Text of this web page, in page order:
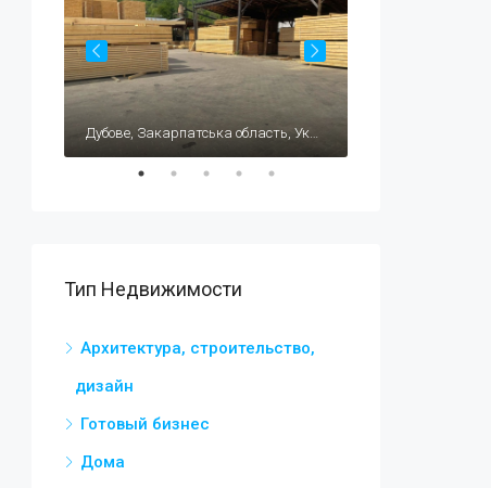
Тип Недвижимости
Архитектура, строительство,
дизайн
Готовый бизнес
Дома